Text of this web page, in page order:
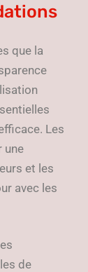
que la
Les
une
et les
avec les
de